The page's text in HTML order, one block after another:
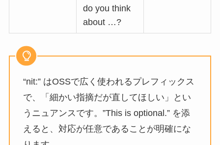
do you think
about …?
“nit:” はOSSで広く使われるプレフィックス
で、「細かい指摘だが直してほしい」とい
うニュアンスです。”This is optional.” を添
えると、対応が任意であることが明確にな